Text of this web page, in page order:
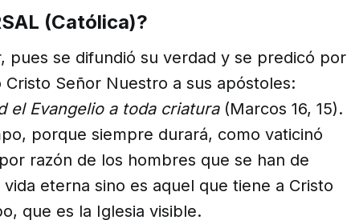
(Católica)?
pues se difundió su verdad y se predicó por
Señor Nuestro a sus apóstoles:
el Evangelio a toda criatura (Marcos 16, 15).
porque siempre durará, como vaticinó
razón de los hombres que se han de
eterna sino es aquel que tiene a Cristo
que es la Iglesia visible.